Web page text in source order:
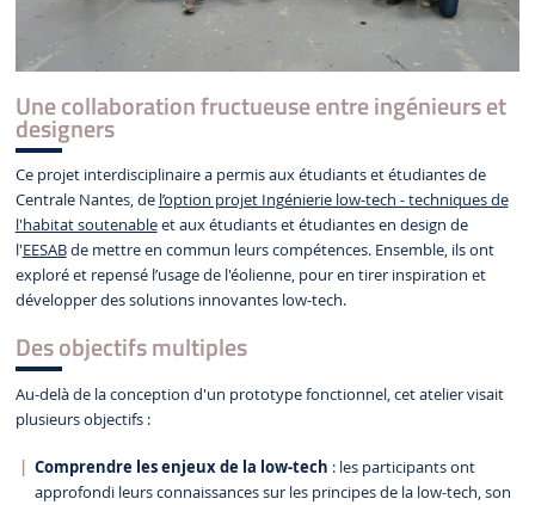
Une collaboration fructueuse entre ingénieurs et
designers
Ce projet interdisciplinaire a permis aux étudiants et étudiantes de
Centrale Nantes, de l’option projet Ingénierie low-tech - techniques de
l'habitat soutenableet aux étudiants et étudiantes en design de
l'EESABde mettre en commun leurs compétences. Ensemble, ils ont
exploré et repensé l’usage de l'éolienne, pour en tirer inspiration et
développer des solutions innovantes low-tech.
Des objectifs multiples
Au-delà de la conception d'un prototype fonctionnel, cet atelier visait
plusieurs objectifs :
Comprendre les enjeux de la low-tech : les participants ont
approfondi leurs connaissances sur les principes de la low-tech, son